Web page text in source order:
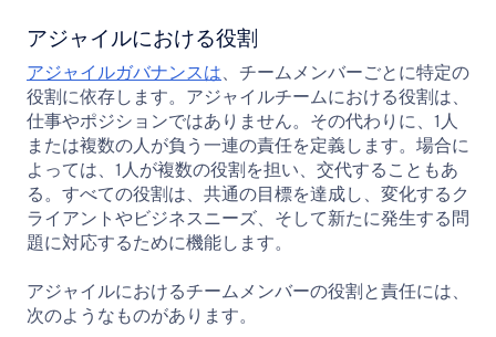
アジャイルにおける役割
アジャイルガバナンスは、チームメンバーごとに特定の
役割に依存します。アジャイルチームにおける役割は、
仕事やポジションではありません。その代わりに、1人
または複数の人が負う一連の責任を定義します。場合に
よっては、1人が複数の役割を担い、交代することもあ
る。すべての役割は、共通の目標を達成し、変化するク
ライアントやビジネスニーズ、そして新たに発生する問
題に対応するために機能します。
アジャイルにおけるチームメンバーの役割と責任には、
次のようなものがあります。